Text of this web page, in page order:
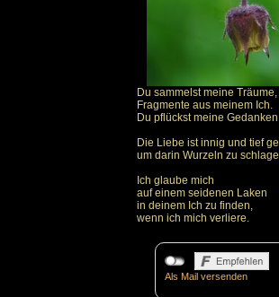
Du sammelst meine Träume,
Fragmente aus meinem Ich.
Du pflückst meine
Die Liebe ist innig und tief
um darin Wurzeln zu
Ich glaube mich
auf einem seidenen Laken
in deinem Ich zu finden,
wenn ich mich verliere.
Als Mail versenden